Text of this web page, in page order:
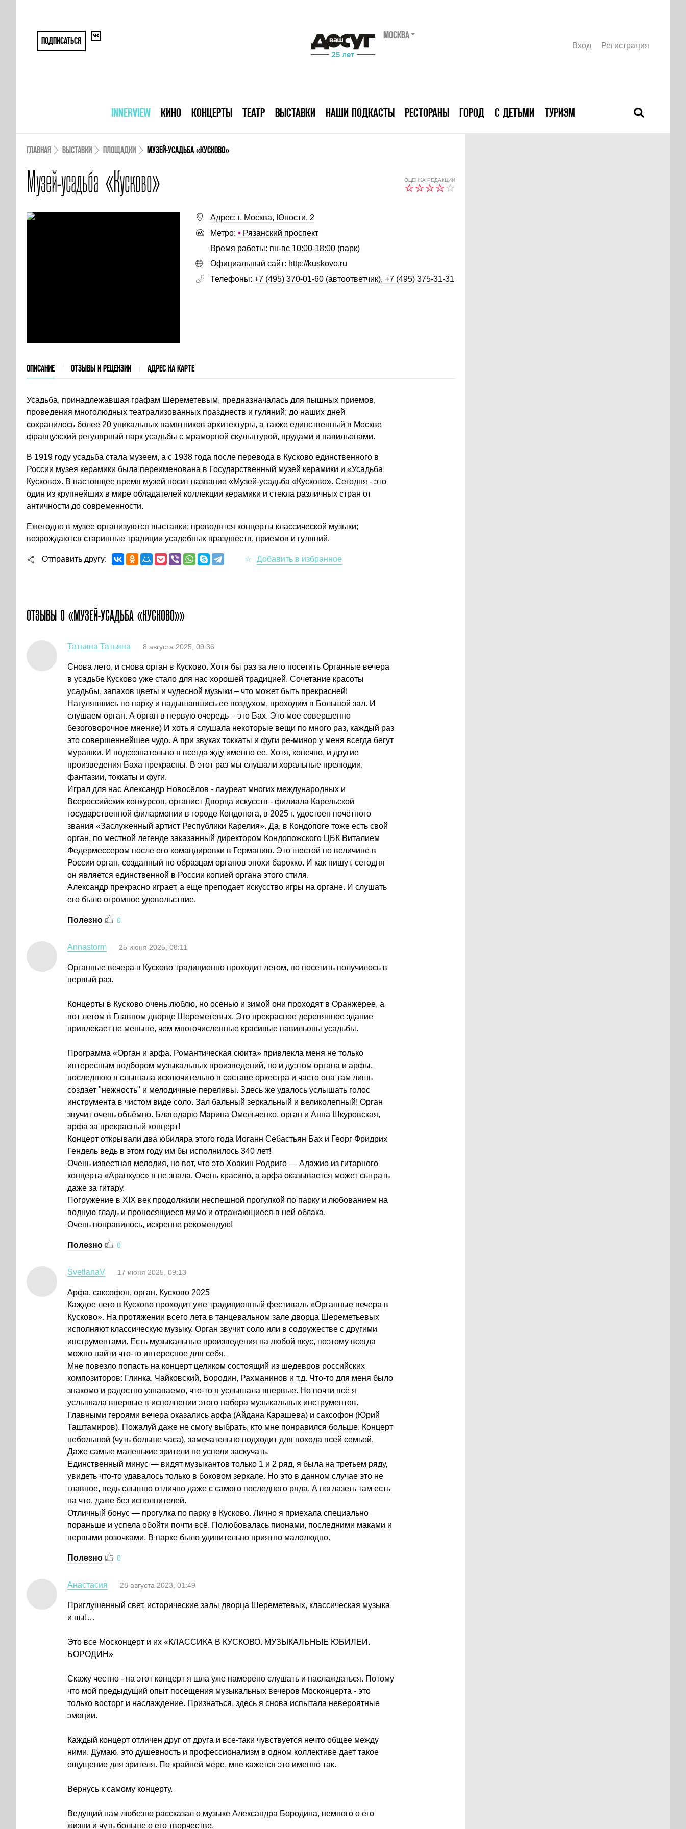
ПОДПИСАТЬСЯ
МОСКВА
Вход Регистрация
INNERVIEW КИНО КОНЦЕРТЫ ТЕАТР ВЫСТАВКИ НАШИ ПОДКАСТЫ РЕСТОРАНЫ ГОРОД С ДЕТЬМИ ТУРИЗМ
ГЛАВНАЯ ВЫСТАВКИ ПЛОЩАДКИ МУЗЕЙ-УСАДЬБА «КУСКОВО»
Музей-усадьба «Кусково» ОЦЕНКА РЕДАКЦИИ
Адрес: г. Москва, Юности, 2
Метро: • Рязанский проспект
Время работы: пн-вс 10:00-18:00 (парк)
Официальный сайт: http://kuskovo.ru
Телефоны: +7 (495) 370-01-60 (автоответчик), +7 (495) 375-31-31
ОПИСАНИЕ ОТЗЫВЫ И РЕЦЕНЗИИ АДРЕС НА КАРТЕ
Усадьба, принадлежавшая графам Шереметевым, предназначалась для пышных приемов,
проведения многолюдных театрализованных празднеств и гуляний; до наших дней
сохранилось более 20 уникальных памятников архитектуры, а также единственный в Москве
французский регулярный парк усадьбы с мраморной скульптурой, прудами и павильонами.
В 1919 году усадьба стала музеем, а с 1938 года после перевода в Кусково единственного в
России музея керамики была переименована в Государственный музей керамики и «Усадьба
Кусково». В настоящее время музей носит название «Музей-усадьба «Кусково». Сегодня - это
один из крупнейших в мире обладателей коллекции керамики и стекла различных стран от
античности до современности.
Ежегодно в музее организуются выставки; проводятся концерты классической музыки;
возрождаются старинные традиции усадебных празднеств, приемов и гуляний.
Отправить другу
ОТЗЫВЫ О «МУЗЕЙ-УСАДЬБА «КУСКОВО»»
Татьяна Татьяна 8 августа 2025, 09:36
Снова лето, и снова орган в Кусково. Хотя бы раз за лето посетить Органные вечера
в усадьбе Кусково уже стало для нас хорошей традицией. Сочетание красоты
усадьбы, запахов цветы и чудесной музыки – что может быть прекрасней!
Нагулявшись по парку и надышавшись ее воздухом, проходим в Большой зал. И
слушаем орган. А орган в первую очередь – это Бах. Это мое совершенно
безоговорочное мнение) И хоть я слушала некоторые вещи по много раз, каждый раз
это совершеннейшее чудо. А при звуках токкаты и фуги ре-минор у меня всегда бегут
мурашки. И подсознательно я всегда жду именно ее. Хотя, конечно, и другие
произведения Баха прекрасны. В этот раз мы слушали хоральные прелюдии,
фантазии, токкаты и фуги.
Играл для нас Александр Новосёлов - лауреат многих международных и
Всероссийских конкурсов, органист Дворца искусств - филиала Карельской
государственной филармонии в городе Кондопога, в 2025 г. удостоен почётного
звания «Заслуженный артист Республики Карелия». Да, в Кондопоге тоже есть свой
орган, по местной легенде заказанный директором Кондопожского ЦБК Виталием
Федермессером после его командировки в Германию. Это шестой по величине в
России орган, созданный по образцам органов эпохи барокко. И как пишут, сегодня
он является единственной в России копией органа этого стиля.
Александр прекрасно играет, а еще преподает искусство игры на органе. И слушать
его было огромное удовольствие.
Полезно 0
Annastorm 25 июня 2025, 08:11
Органные вечера в Кусково традиционно проходит летом, но посетить получилось в
первый раз.
Концерты в Кусково очень люблю, но осенью и зимой они проходят в Оранжерее, а
вот летом в Главном дворце Шереметевых. Это прекрасное деревянное здание
привлекает не меньше, чем многочисленные красивые павильоны усадьбы.
Программа «Орган и арфа. Романтическая сюита» привлекла меня не только
интересным подбором музыкальных произведений, но и дуэтом органа и арфы,
последнюю я слышала исключительно в составе оркестра и часто она там лишь
создает "нежность" и мелодичные переливы. Здесь же удалось услышать голос
инструмента в чистом виде соло. Зал бальный зеркальный и великолепный! Орган
звучит очень объёмно. Благодарю Марина Омельченко, орган и Анна Шкуровская,
арфа за прекрасный концерт!
Концерт открывали два юбиляра этого года Иоганн Себастьян Бах и Георг Фридрих
Гендель ведь в этом году им бы исполнилось 340 лет!
Очень известная мелодия, но вот, что это Хоакин Родриго — Адажио из гитарного
концерта «Аранхуэс» я не знала. Очень красиво, а арфа оказывается может сыграть
даже за гитару.
Погружение в XIX век продолжили неспешной прогулкой по парку и любованием на
водную гладь и проносящиеся мимо и отражающиеся в ней облака.
Очень понравилось, искренне рекомендую!
Полезно 0
SvetlanaV 17 июня 2025, 09:13
Арфа, саксофон, орган. Кусково 2025
Каждое лето в Кусково проходит уже традиционный фестиваль «Органные вечера в
Кусково». На протяжении всего лета в танцевальном зале дворца Шереметьевых
исполняют классическую музыку. Орган звучит соло или в содружестве с другими
инструментами. Есть музыкальные произведения на любой вкус, поэтому всегда
можно найти что-то интересное для себя.
Мне повезло попасть на концерт целиком состоящий из шедевров российских
композиторов: Глинка, Чайковский, Бородин, Рахманинов и т.д. Что-то для меня было
знакомо и радостно узнаваемо, что-то я услышала впервые. Но почти всё я
услышала впервые в исполнении этого набора музыкальных инструментов.
Главными героями вечера оказались арфа (Айдана Карашева) и саксофон (Юрий
Таштамиров). Пожалуй даже не смогу выбрать, кто мне понравился больше. Концерт
небольшой (чуть больше часа), замечательно подходит для похода всей семьей.
Даже самые маленькие зрители не успели заскучать.
Единственный минус — видят музыкантов только 1 и 2 ряд, я была на третьем ряду,
увидеть что-то удавалось только в боковом зеркале. Но это в данном случае это не
главное, ведь слышно отлично даже с самого последнего ряда. А поглазеть там есть
на что, даже без исполнителей.
Отличный бонус — прогулка по парку в Кусково. Лично я приехала специально
пораньше и успела обойти почти всё. Полюбовалась пионами, последними маками и
первыми розочками. В парке было удивительно приятно малолюдно.
Полезно 0
Анастасия 28 августа 2023, 01:49
Приглушенный свет, исторические залы дворца Шереметевых, классическая музыка
и вы!…
Это все Москонцерт и их «КЛАССИКА В КУСКОВО. МУЗЫКАЛЬНЫЕ ЮБИЛЕИ.
БОРОДИН»
Скажу честно - на этот концерт я шла уже намерено слушать и наслаждаться. Потому
что мой предыдущий опыт посещения музыкальных вечеров Москонцерта - это
только восторг и наслаждение. Признаться, здесь я снова испытала невероятные
эмоции.
Каждый концерт отличен друг от друга и все-таки чувствуется нечто общее между
ними. Думаю, это душевность и профессионализм в одном коллективе дает такое
ощущение для зрителя. По крайней мере, мне кажется это именно так.
Вернусь к самому концерту.
Ведущий нам любезно рассказал о музыке Александра Бородина, немного о его
жизни и чуть больше о его творчестве.